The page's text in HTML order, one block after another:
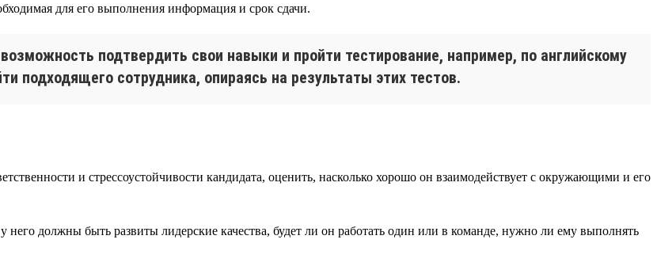
для его выполнения информация и срок сдачи.
подтвердить свои навыки и пройти тестирование, например, по английскому
подходящего сотрудника, опираясь на результаты этих тестов.
и стрессоустойчивости кандидата, оценить, насколько хорошо он взаимодействует с окружающими и его
него должны быть развиты лидерские качества, будет ли он работать один или в команде, нужно ли ему выполнять